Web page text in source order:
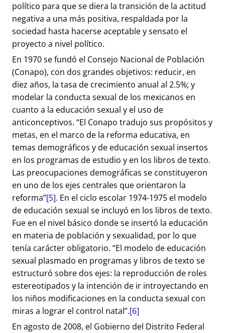
político para que se diera la transición de la actitud
negativa a una más positiva, respaldada por la
sociedad hasta hacerse aceptable y sensato el
proyecto a nivel político.
En 1970 se fundó el Consejo Nacional de Población
(Conapo), con dos grandes objetivos: reducir, en
diez años, la tasa de crecimiento anual al 2.5%; y
modelar la conducta sexual de los mexicanos en
cuanto a la educación sexual y el uso de
anticonceptivos. “El Conapo tradujo sus propósitos y
metas, en el marco de la reforma educativa, en
temas demográficos y de educación sexual insertos
en los programas de estudio y en los libros de texto.
Las preocupaciones demográficas se constituyeron
en uno de los ejes centrales que orientaron la
reforma”[5]. En el ciclo escolar 1974-1975 el modelo
de educación sexual se incluyó en los libros de texto.
Fue en el nivel básico donde se insertó la educación
en materia de población y sexualidad, por lo que
tenía carácter obligatorio. “El modelo de educación
sexual plasmado en programas y libros de texto se
estructuró sobre dos ejes: la reproducción de roles
estereotipados y la intención de ir introyectando en
los niños modificaciones en la conducta sexual con
miras a lograr el control natal”.[6]
En agosto de 2008, el Gobierno del Distrito Federal